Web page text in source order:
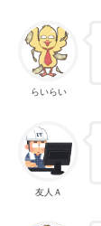
らいらい
友人Ａ